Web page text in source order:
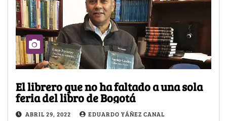
El librero que no ha faltado a una sola
feria del libro de Bogotá
ABRIL 29, 2022 EDUARDO YÁÑEZ CANAL